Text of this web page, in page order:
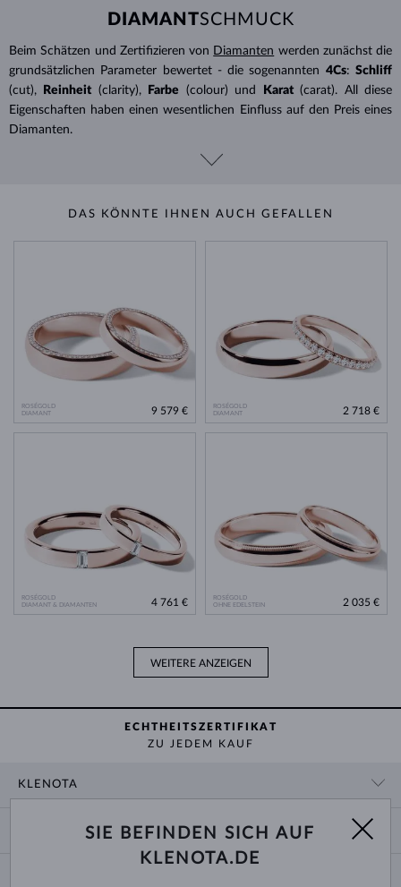
DIAMANTSCHMUCK
Beim Schätzen und Zertifizieren von Diamanten werden zunächst die
grundsätzlichen Parameter bewertet - die sogenannten 4Cs: Schliff
(cut),
Reinheit (clarity), Farbe (colour) und Karat (carat). All diese
Eigenschaften haben einen wesentlichen Einfluss auf den Preis eines
Diamanten.
DAS KÖNNTE IHNEN AUCH GEFALLEN
ROSÉGOLD
DIAMANT
9 579 €
ROSÉGOLD
DIAMANT
2 718 €
ROSÉGOLD
DIAMANT & DIAMANTEN
4 761 €
ROSÉGOLD
OHNE EDELSTEIN
2 035 €
WEITERE ANZEIGEN
ECHTHEITSZERTIFIKAT
ZU JEDEM KAUF
KLENOTA
ZAHLUNG UND VERSAND
SIE BEFINDEN SICH AUF
KLENOTA.DE